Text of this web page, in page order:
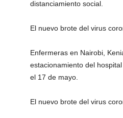
distanciamiento social.
El nuevo brote del virus
Enfermeras en Nairobi,
estacionamiento del
el 17 de mayo.
El nuevo brote del virus